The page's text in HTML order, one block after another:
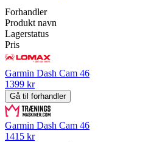
Forhandler
Produkt navn
Lagerstatus
Pris
Garmin Dash Cam 46
1399 kr
Gå til forhandler
Garmin Dash Cam 46
1415 kr